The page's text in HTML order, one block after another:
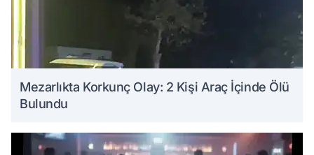
Mezarlıkta Korkunç Olay: 2 Kişi Araç İçinde Ölü
Bulundu